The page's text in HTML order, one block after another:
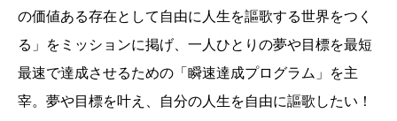
の価値ある存在として自由に人生を謳歌する世界をつく
る」をミッションに掲げ、一人ひとりの夢や目標を最短
最速で達成させるための「瞬速達成プログラム」を主
宰。夢や目標を叶え、自分の人生を自由に謳歌したい！